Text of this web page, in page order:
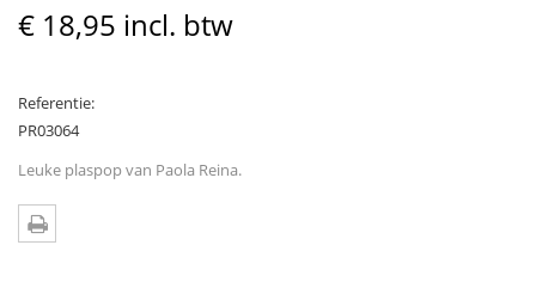
€ 18,95 incl. btw
Referentie:
PR03064
Leuke plaspop van Paola Reina.